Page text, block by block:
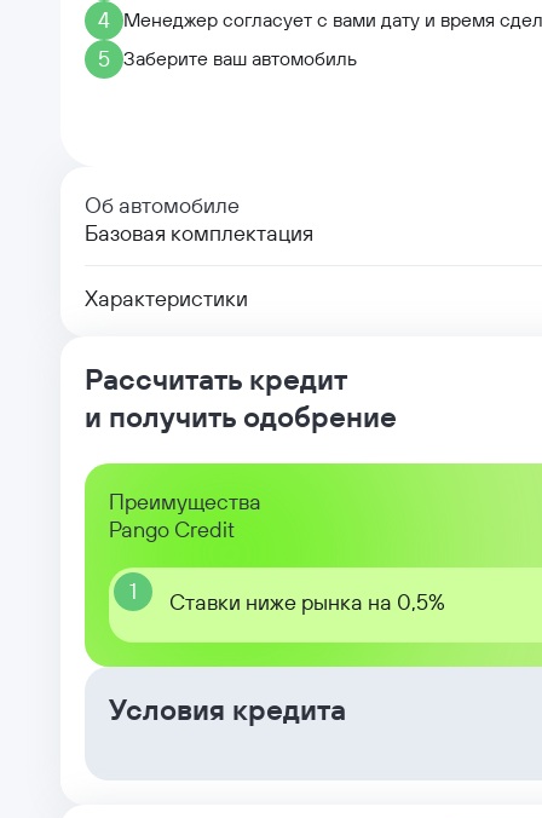
4 Менеджер согласует с вами дату и время
5 Заберите ваш автомобиль
Об автомобиле
Базовая комплектация
Характеристики
Рассчитать кредит
и получить одобрение
Преимущества
Pango Credit
1 Ставки ниже рынка на 0,5%
Условия кредита